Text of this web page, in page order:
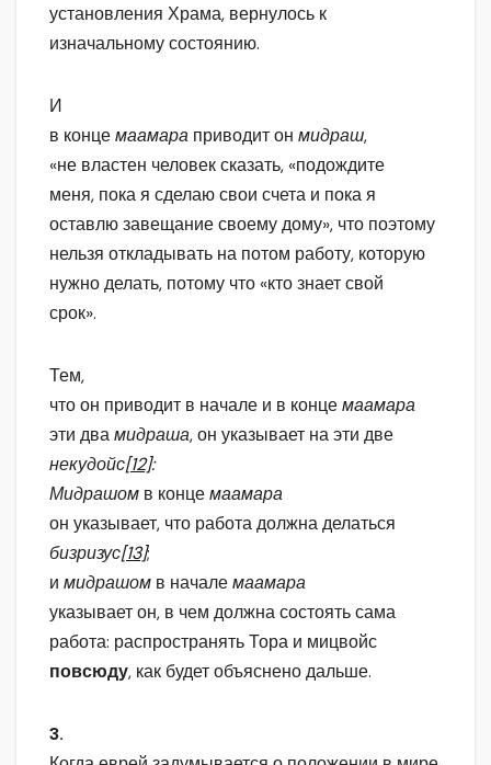
установления Храма, вернулось к
изначальному состоянию.
И
в концемаамара приводит он мидраш,
«не властен человек сказать, «подождите
меня, пока я сделаю свои счета и пока я
оставлю завещание своему дому», что поэтому
нельзя откладывать на потом работу, которую
нужно делать, потому что «кто знает свой
срок».
Тем,
что он приводит в начале и в концемаамара
эти двамидраша, он указывает на эти две
некудойс[12]:
Мидрашом в концемаамара
он указывает, что работа должна делаться
бизризус[13];
и мидрашом в началемаамара
указывает он, в чем должна состоять сама
работа: распространять Тора и мицвойс
повсюду, как будет объяснено дальше.
3.